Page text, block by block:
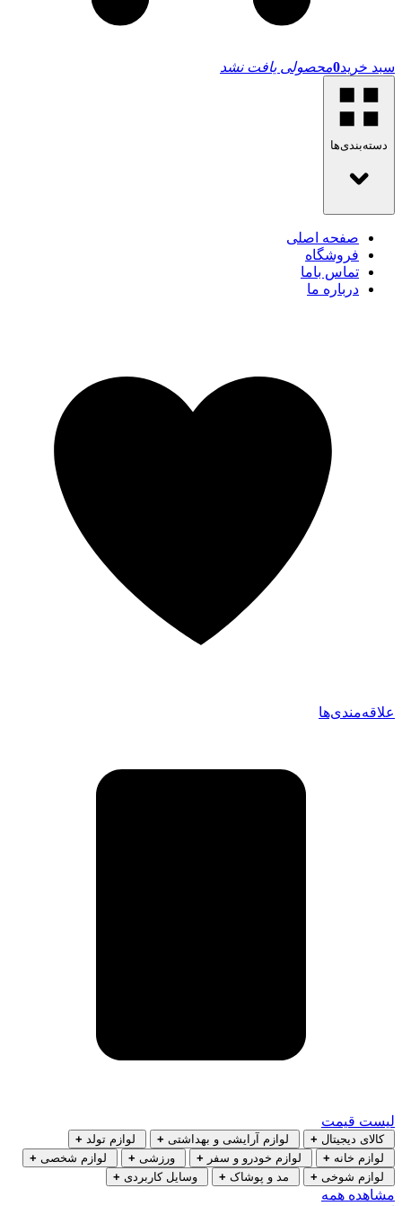
سبد خرید0محصولی یافت نشد
دسته‌بندی‌ها
صفحه اصلی
فروشگاه
تماس باما
درباره ما
علاقه‌مندی‌ها
لیست قیمت
کالای دیجیتال + لوازم آرایشی و بهداشتی + لوازم تولد +
لوازم خانه + لوازم خودرو و سفر + ورزشی + لوازم شخصی +
لوازم شوخی + مد و پوشاک + وسایل کاربردی +
مشاهده همه